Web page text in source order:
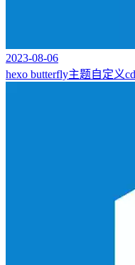
2023-08-06
hexo butterfly主题自定义